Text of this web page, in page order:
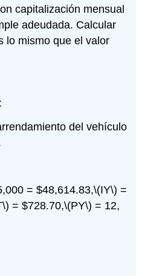
capitalización mensual
adeudada. Calcular
lo mismo que el valor
:
del vehículo
= $48,614.83,\(IY\) =
= $728.70,\(PY\) = 12,